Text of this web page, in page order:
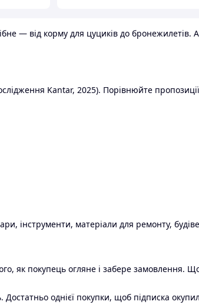
— від корму для цуциків до бронежилетів. А
Kantar, 2025). Порівнюйте
інструменти, матеріали для ремонту,
як покупець огляне і забере замовлення.
однієї покупки, щоб підписка